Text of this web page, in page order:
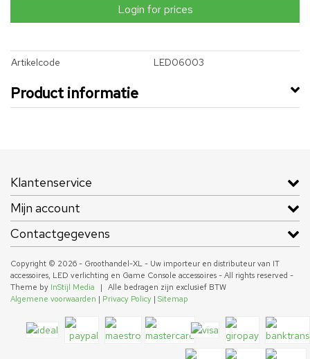
Login for prices
Artikelcode LED06003
Product informatie
Klantenservice
Mijn account
Contactgegevens
Copyright © 2026 - Groothandel-XL - Uw importeur en distributeur van IT
accessoires, LED verlichting en Game Console accessoires - All rights reserved -
Theme by InStijl Media |
Alle bedragen zijn exclusief BTW
Algemene voorwaarden | Privacy Policy | Sitemap